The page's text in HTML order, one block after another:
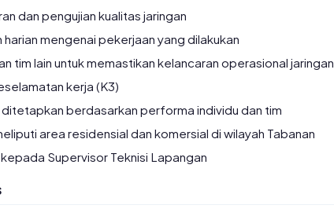
dan pengujian kualitas jaringan
mengenai pekerjaan yang dilakukan
tim lain untuk memastikan kelancaran operasional jaringan
kerja (K3)
ditetapkan berdasarkan performa individu dan tim
area residensial dan komersial di wilayah Tabanan
Supervisor Teknisi Lapangan